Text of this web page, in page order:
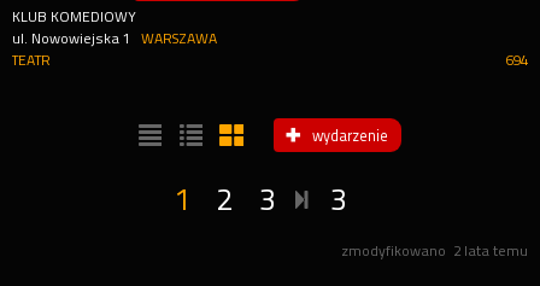
KLUB KOMEDIOWY
ul. Nowowiejska 1
WARSZAWA
694
TEATR
wydarzenie
1 2 3 3
zmodyfikowano 2 lata temu